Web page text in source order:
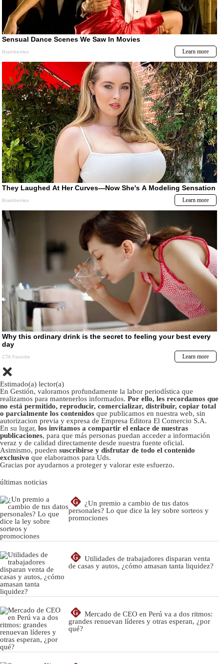
Estimado(a) lector(a)
En Gestión, valoramos profundamente la labor periodística que
realizamos para mantenerlos informados. Por ello, les recordamos que
no está permitido, reproducir, comercializar, distribuir, copiar total
o parcialmente los contenidos que publicamos en nuestra web, sin
autorizacion previa y expresa de Empresa Editora El Comercio S.A.
En su lugar, los invitamos a compartir el enlace de nuestras
publicaciones, para que más personas puedan acceder a información
veraz y de calidad directamente desde nuestra fuente oficial.
Asimismo, pueden suscribirse y disfrutar de todo el contenido
exclusivo que elaboramos para Uds.
Gracias por ayudarnos a proteger y valorar este esfuerzo.
últimas noticias
G
¿Un premio a cambio de tus datos
personales? Lo que dice la ley sobre sorteos y
promociones
G
Utilidades de trabajadores disparan venta
de casas y autos, ¿cómo amasan tanta liquidez?
G
Mercado de CEO en Perú va a dos ritmos:
grandes renuevan líderes y otras esperan, ¿por
qué?